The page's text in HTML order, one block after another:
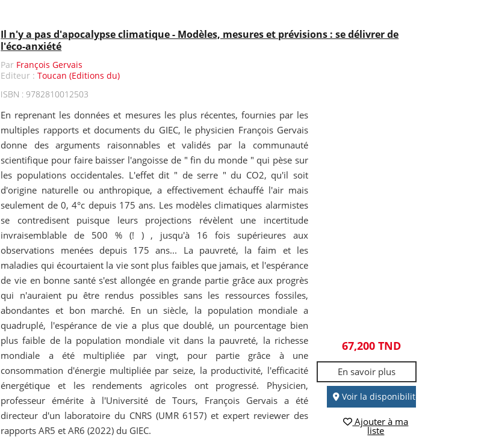
Il n'y a pas d'apocalypse climatique - Modèles, mesures et prévisions : se délivrer de
l'éco-anxiété
Par François Gervais
Editeur :Toucan (Editions du)
ISBN : 9782810012503
En reprenant les données et mesures les plus récentes, fournies par les
multiples rapports et documents du GIEC, le physicien François Gervais
donne des arguments raisonnables et validés par la communauté
scientifique pour faire baisser l'angoisse de " fin du monde " qui pèse sur
les populations occidentales. L'effet dit " de serre " du CO2, qu'il soit
d'origine naturelle ou anthropique, a effectivement échauffé l'air mais
seulement de 0, 4°c depuis 175 ans. Les modèles climatiques alarmistes
se contredisent puisque leurs projections révèlent une incertitude
invraisemblable de 500 % (! ) , jusqu'à 16 fois supérieures aux
observations menées depuis 175 ans... La pauvreté, la faim et les
maladies qui écourtaient la vie sont plus faibles que jamais, et l'espérance
de vie en bonne santé s'est allongée en grande partie grâce aux progrès
qui n'auraient pu être rendus possibles sans les ressources fossiles,
abondantes et bon marché. En un siècle, la population mondiale a
quadruplé, l'espérance de vie a plus que doublé, un pourcentage bien
plus faible de la population mondiale vit dans la pauvreté, la richesse
mondiale a été multipliée par vingt, pour partie grâce à une
consommation d'énergie multipliée par seize, la productivité, l'efficacité
énergétique et les rendements agricoles ont progressé. Physicien,
professeur émérite à l'Université de Tours, François Gervais a été
directeur d'un laboratoire du CNRS (UMR 6157) et expert reviewer des
rapports AR5 et AR6 (2022) du GIEC.
67,200 TND
En savoir plus
Voir la disponibilité
Ajouter à ma
liste